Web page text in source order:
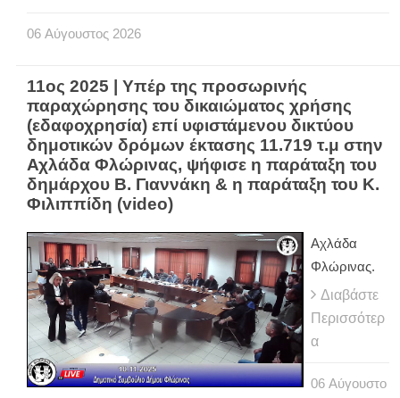
06 Αύγουστος 2026
11ος 2025 | Υπέρ της προσωρινής
παραχώρησης του δικαιώματος χρήσης
(εδαφοχρησία) επί υφιστάμενου δικτύου
δημοτικών δρόμων έκτασης 11.719 τ.μ στην
Αχλάδα Φλώρινας, ψήφισε η παράταξη του
δημάρχου Β. Γιαννάκη & η παράταξη του Κ.
Φιλιππίδη (video)
Αχλάδα
Φλώρινας.
Διαβάστε
Περισσότερ
α
06 Αύγουστο